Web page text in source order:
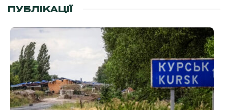
ПУБЛІКАЦІЇ